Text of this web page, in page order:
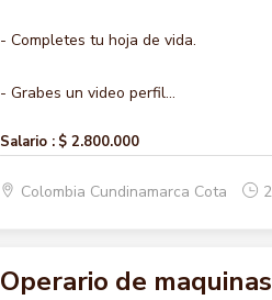
- Completes tu hoja de vida.
- Grabes un video perfil...
Salario : $ 2.800.000
Colombia Cundinamarca Cota
Operario de